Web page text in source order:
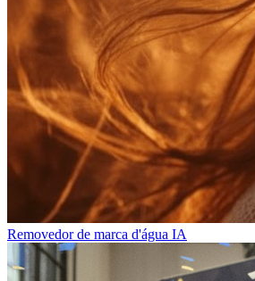
Removedor de marca d'água IA